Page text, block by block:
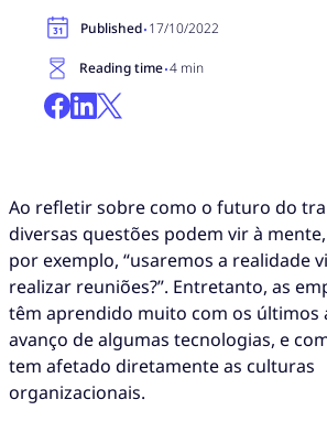
Published·17/10/2022
Reading time·4 min
Ao refletir sobre como o futuro do
diversas questões podem vir à
por exemplo, “usaremos a realidade
realizar reuniões?”. Entretanto, as
têm aprendido muito com os últimos
avanço de algumas tecnologias, e
tem afetado diretamente as culturas
organizacionais.